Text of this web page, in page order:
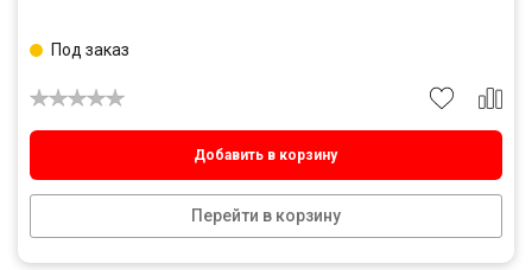
Добавить в корзину
Перейти в корзину
Под заказ